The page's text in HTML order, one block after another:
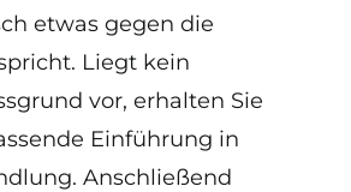
etwas gegen die
Liegt kein
vor, erhalten Sie
Einführung in
Anschließend